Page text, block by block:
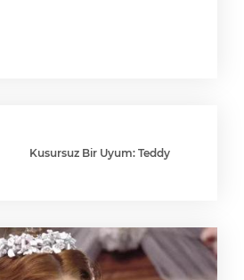
Kusursuz Bir Uyum: Teddy